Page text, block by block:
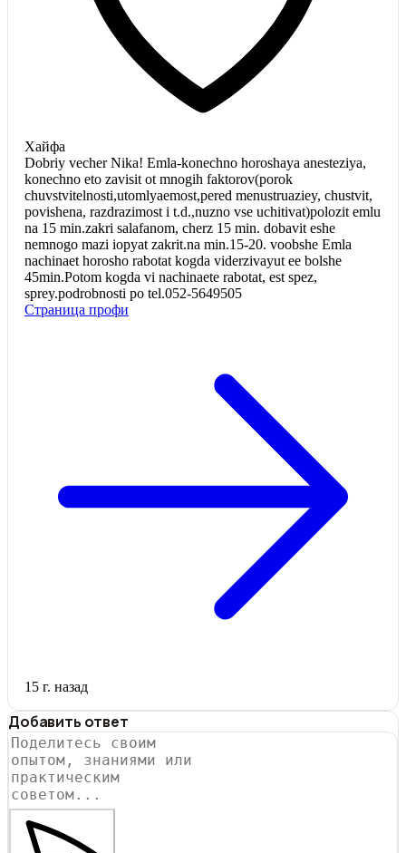
Хайфа
Dobriy vecher Nika! Emla-konechno horoshaya anesteziya,
konechno eto zavisit ot mnogih faktorov(porok
chuvstvitelnosti,utomlyaemost,pered menustruaziey, chustvit,
povishena, razdrazimost i t.d.,nuzno vse uchitivat)polozit emlu
na 15 min.zakri salafanom, cherz 15 min. dobavit eshe
nemnogo mazi iopyat zakrit.na min.15-20. voobshe Emla
nachinaet horosho rabotat kogda viderzivayut ee bolshe
45min.Potom kogda vi nachinaete rabotat, est spez,
sprey.podrobnosti po tel.052-5649505
Страница профи
15 г. назад
Добавить ответ